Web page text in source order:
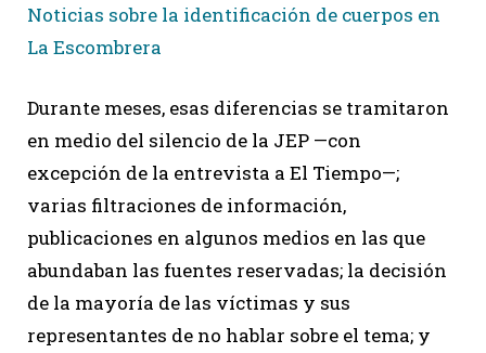
Noticias sobre la identificación de cuerpos en
La Escombrera
Durante meses, esas diferencias se tramitaron
en medio del silencio de la JEP —con
excepción de la entrevista a El Tiempo—;
varias filtraciones de información,
publicaciones en algunos medios en las que
abundaban las fuentes reservadas; la decisión
de la mayoría de las víctimas y sus
representantes de no hablar sobre el tema; y